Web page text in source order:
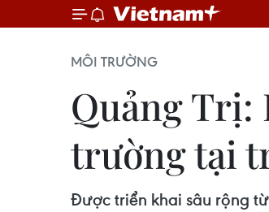
MÔI TRƯỜNG
Quảng Trị:
trường tại
Được triển khai sâu rộng